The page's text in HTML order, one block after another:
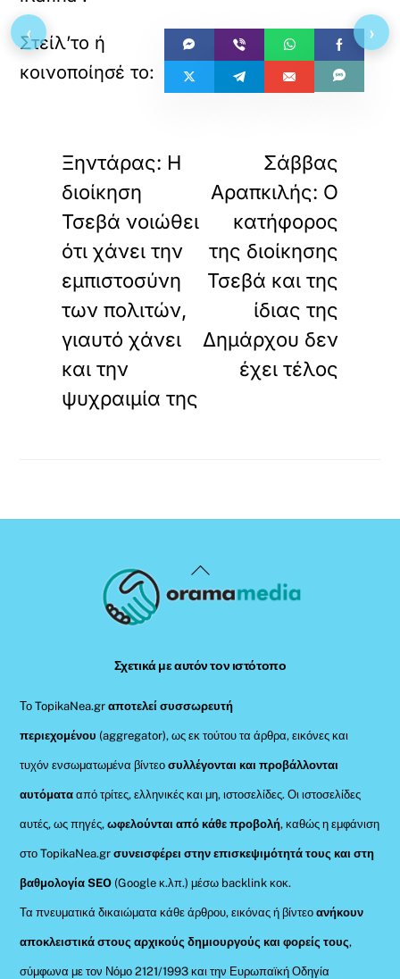
Ξηντάρας: Η
διοίκηση
Τσεβά νοιώθει
ότι χάνει την
εμπιστοσύνη
των πολιτών,
γιαυτό χάνει
και την
ψυχραιμία της
Σάββας
Αραπκιλής: Ο
κατήφορος
της διοίκησης
Τσεβά και της
ίδιας της
Δημάρχου δεν
έχει τέλος
Back
To
Σχετικά με αυτόν τον ιστότοπο
Το TopikaNea.grαποτελεί συσσωρευτή
περιεχομένου (aggregator), ως εκ τούτου τα άρθρα, εικόνες και
τυχόν ενσωματωμένα βίντεοσυλλέγονται και προβάλλονται
αυτόματααπό τρίτες, ελληνικές και μη, ιστοσελίδες. Οι ιστοσελίδες
αυτές, ως πηγές,ωφελούνται από κάθε προβολή, καθώς η εμφάνιση
στο TopikaNea.gr συνεισφέρει στην επισκεψιμότητά τους και στη
βαθμολογία SEO (Google κ.λπ.) μέσω backlink κοκ.
Τα πνευματικά δικαιώματα κάθε άρθρου, εικόνας ή βίντεοανήκουν
αποκλειστικά στους αρχικούς δημιουργούς και φορείς τους,
σύμφωνα με τον Νόμο 2121/1993 και την Ευρωπαϊκή Οδηγία
‹ ›